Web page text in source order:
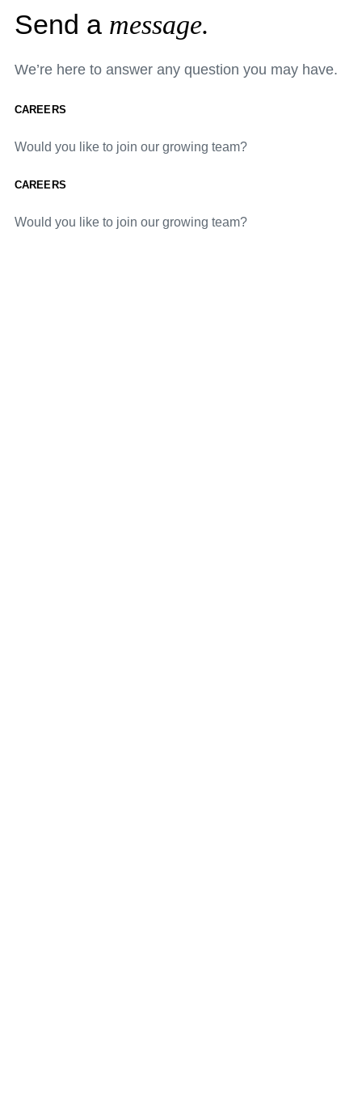
Send a message.
We’re here to answer any question you may have.
CAREERS
Would you like to join our growing team?
CAREERS
Would you like to join our growing team?